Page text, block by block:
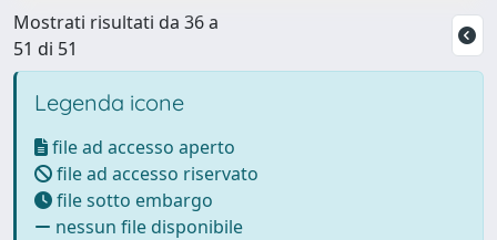
Mostrati risultati da 36 a
51 di 51
Legenda icone
file ad accesso aperto
file ad accesso riservato
file sotto embargo
nessun file disponibile